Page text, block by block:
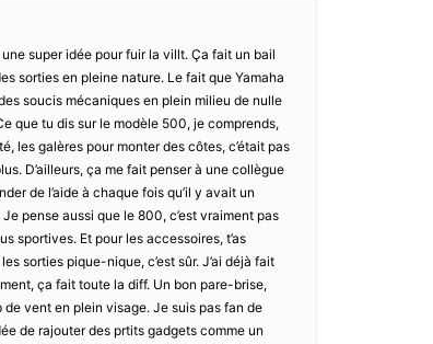
super idée pour fuir la villt. Ça fait un bail
sorties en pleine nature. Le fait que Yamaha
soucis mécaniques en plein milieu de nulle
que tu dis sur le modèle 500, je comprends,
les galères pour monter des côtes, c’était pas
D’ailleurs, ça me fait penser à une collègue
de l’aide à chaque fois qu’il y avait un
pense aussi que le 800, c’est vraiment pas
sportives. Et pour les accessoires, t’as
sorties pique-nique, c’est sûr. J’ai déjà fait
ça fait toute la diff. Un bon pare-brise,
vent en plein visage. Je suis pas fan de
de rajouter des prtits gadgets comme un